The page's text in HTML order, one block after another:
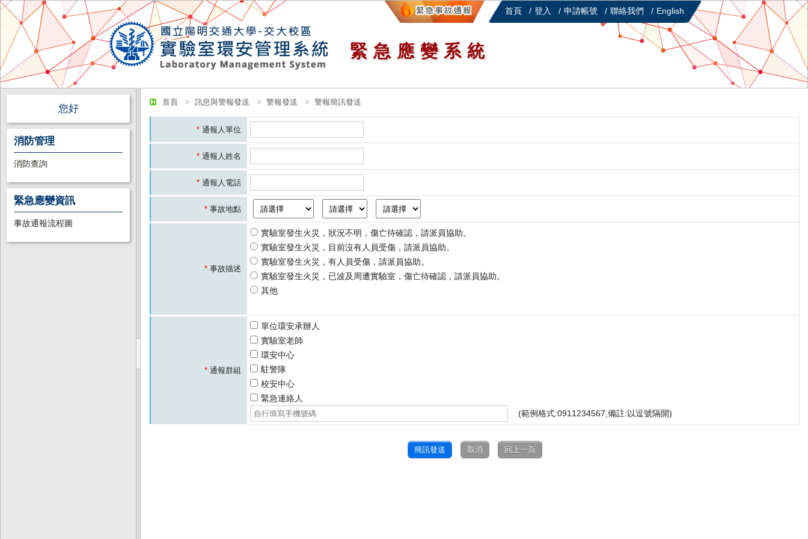
首頁 登入 申請帳號 聯絡我們 English
緊急應變系統
您好
消防管理
消防查詢
緊急應變資訊
事故通報流程圖
首頁 訊息與警報發送 警報發送 警報簡訊發送
* 通報人單位
* 通報人姓名
* 通報人電話
* 事故地點
* 事故描述
實驗室發生火災，狀況不明，傷亡待確認，請派員協助。
實驗室發生火災，目前沒有人員受傷，請派員協助。
實驗室發生火災，有人員受傷，請派員協助。
實驗室發生火災，已波及周遭實驗室，傷亡待確認，請派員協助。
其他
* 通報群組
單位環安承辦人
實驗室老師
環安中心
駐警隊
校安中心
緊急連絡人
(範例格式:0911234567,備註:以逗號隔開)
簡訊發送 取消 回上一頁